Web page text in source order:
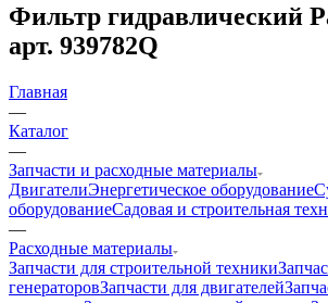
Фильтр гидравлический
арт. 939782Q
Главная
—
Каталог
—
Запчасти и расходные материалы
ДвигателиЭнергетическое оборудование
оборудованиеСадовая и строительная
—
Расходные материалы
Запчасти для строительной техники
генераторовЗапчасти для двигателей